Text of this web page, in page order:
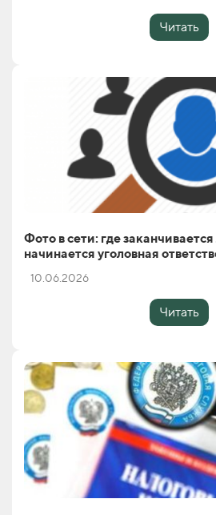
Читать
Фото в сети: где
начинается уголовная
10.06.2026
Читать